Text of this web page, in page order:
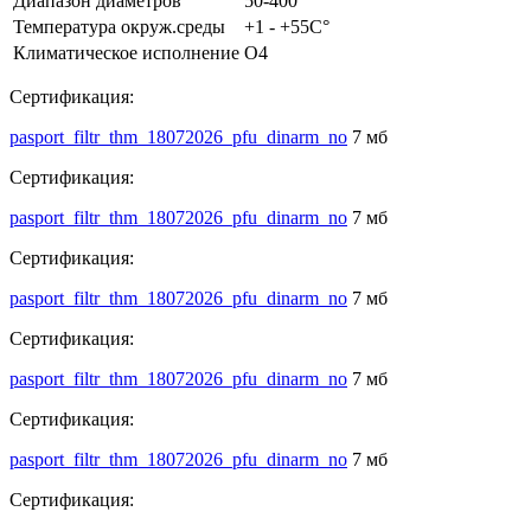
Температура окруж.среды
+1 - +55С°
Климатическое исполнение О4
Сертификация:
pasport_filtr_thm_18072026_pfu_dinarm_no 7 мб
Сертификация:
pasport_filtr_thm_18072026_pfu_dinarm_no 7 мб
Сертификация:
pasport_filtr_thm_18072026_pfu_dinarm_no 7 мб
Сертификация:
pasport_filtr_thm_18072026_pfu_dinarm_no 7 мб
Сертификация:
pasport_filtr_thm_18072026_pfu_dinarm_no 7 мб
Сертификация: